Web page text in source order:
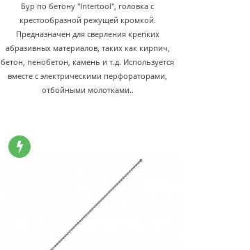
Бур по бетону "Intertool", головка с
крестообразной режущей кромкой.
Предназначен для сверления крепких
абразивных материалов, таких как кирпич,
бетон, пенобетон, камень и т.д. Используется
вместе с электрическими перфораторами,
отбойными молотками..